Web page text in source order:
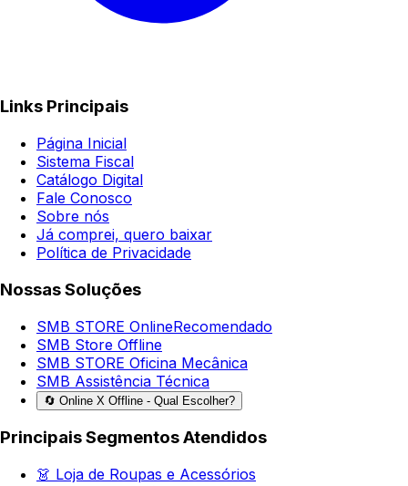
Links Principais
Página Inicial
Sistema Fiscal
Catálogo Digital
Fale Conosco
Sobre nós
Já comprei, quero baixar
Política de Privacidade
Nossas Soluções
SMB STORE OnlineRecomendado
SMB Store Offline
SMB STORE Oficina Mecânica
SMB Assistência Técnica
🔄 Online X Offline - Qual Escolher?
Principais Segmentos Atendidos
👗 Loja de Roupas e Acessórios